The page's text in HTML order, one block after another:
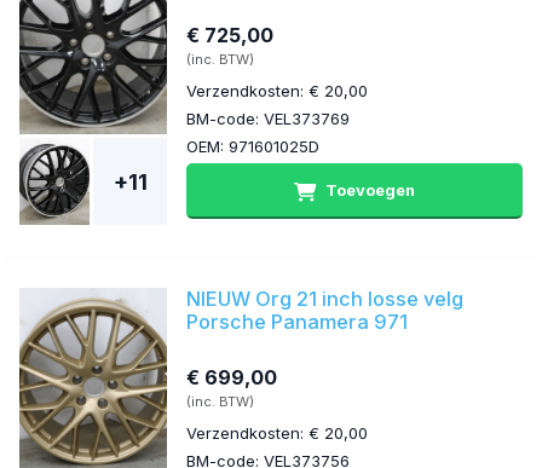
+11
€ 725,00
(inc. BTW)
Verzendkosten: € 20,00
BM-code: VEL373769
OEM: 971601025D
Toevoegen
NIEUW Org 21 inch losse velg
Porsche Panamera 971
€ 699,00
(inc. BTW)
Verzendkosten: € 20,00
BM-code: VEL373756